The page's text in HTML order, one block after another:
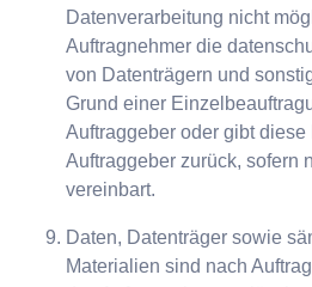
Datenverarbeitung nicht
Auftragnehmer die
von Datenträgern und
Grund einer
Auftraggeber oder gibt diese
Auftraggeber zurück, sofern
vereinbart.
Daten, Datenträger sowie
Materialien sind nach